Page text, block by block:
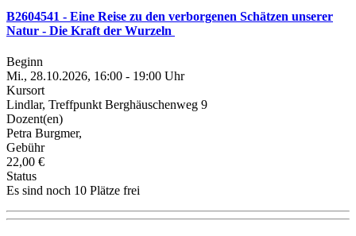
B2604541 - Eine Reise zu den verborgenen Schätzen unserer
Natur - Die Kraft der Wurzeln
Beginn
Mi., 28.10.2026, 16:00 - 19:00 Uhr
Kursort
Lindlar, Treffpunkt Berghäuschenweg 9
Dozent(en)
Petra Burgmer,
Gebühr
22,00 €
Status
Es sind noch 10 Plätze frei